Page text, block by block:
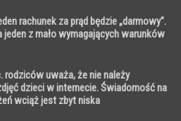
rachunek za prąd będzie „darmowy”.
jeden z mało wymagających warunków
rodziców uważa, że nie należy
dzieci w internecie. Świadomość na
wciąż jest zbyt niska